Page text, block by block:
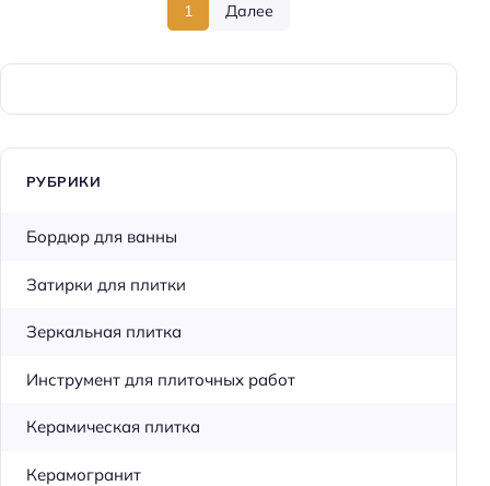
1 Далее
РУБРИКИ
Бордюр для ванны
Затирки для плитки
Зеркальная плитка
Инструмент для плиточных работ
Керамическая плитка
Керамогранит